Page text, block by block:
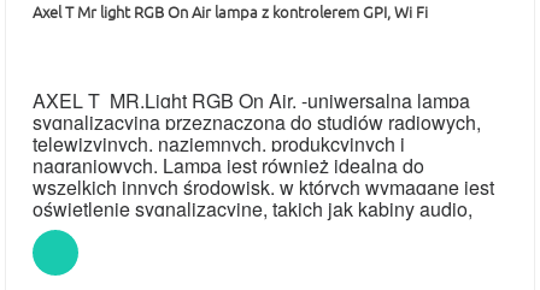
Axel T Mr light RGB On Air lampa z kontrolerem GPI, Wi Fi
AXEL T MR.Light RGB On Air. -uniwersalna lampa
sygnalizacyjna przeznaczona do studiów radiowych,
telewizyjnych, naziemnych, produkcyjnych i
nagraniowych. Lampa jest również idealna do
wszelkich innych środowisk, w których wymagane jest
oświetlenie sygnalizacyjne, takich jak kabiny audio,
sale konferencyjne i biura.